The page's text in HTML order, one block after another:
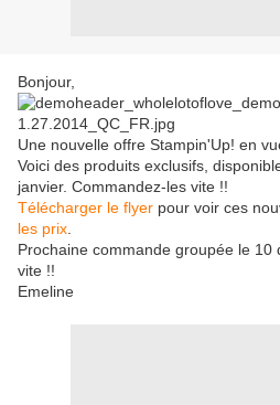
Bonjour,
Une nouvelle offre Stampin'Up! en
Voici des produits exclusifs,
janvier. Commandez-les vite !!
Télécharger le flyer pour voir ces
les prix
Prochaine commande groupée le 10
vite !!
Emeline